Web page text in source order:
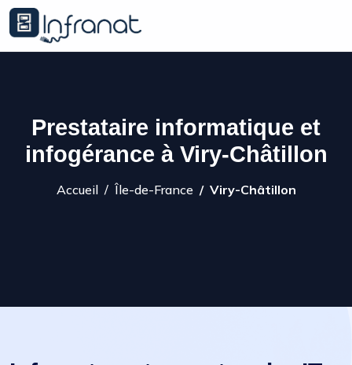
Prestataire informatique et
infogérance à Viry-Châtillon
Accueil Île-de-France Viry-Châtillon